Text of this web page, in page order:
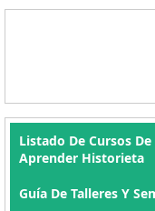
Listado De Cursos
Aprender Historieta
Guía De Talleres Y